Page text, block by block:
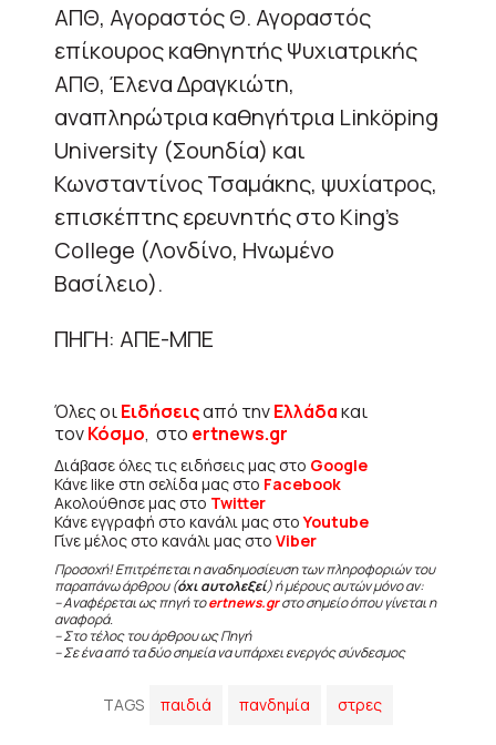
ΑΠΘ, Αγοραστός Θ. Αγοραστός
επίκουρος καθηγητής Ψυχιατρικής
ΑΠΘ, Έλενα Δραγκιώτη,
αναπληρώτρια καθηγήτρια Linköping
University (Σουηδία) και
Κωνσταντίνος Τσαμάκης, ψυχίατρος,
επισκέπτης ερευνητής στο King’s
College (Λονδίνο, Ηνωμένο
Βασίλειο).
ΠΗΓΗ: ΑΠΕ-ΜΠΕ
Όλες οιΕιδήσειςαπό τηνΕλλάδακαι
τονΚόσμο, στο ertnews.gr
Διάβασε όλες τις ειδήσεις μας στο Google
Κάνε like στη σελίδα μας στο Facebook
Ακολούθησε μας στο Twitter
Κάνε εγγραφή στο κανάλι μας στοYoutube
Γίνε μέλος στο κανάλι μας στο Viber
Προσοχή! Επιτρέπεται η αναδημοσίευση των πληροφοριών του
παραπάνω άρθρου (όχι αυτολεξεί) ή μέρους αυτών μόνο αν:
– Αναφέρεται ως πηγή τοertnews.grστο σημείο όπου γίνεται η
αναφορά.
– Στο τέλος του άρθρου ως Πηγή
– Σε ένα από τα δύο σημεία να υπάρχει ενεργός σύνδεσμος
TAGS παιδιά πανδημία στρες